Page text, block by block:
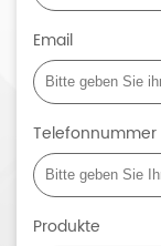
Email
Telefonnummer
Produkte